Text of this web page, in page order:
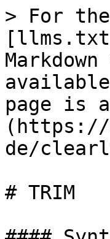
> For
page is
(https://
de/
# TRIM